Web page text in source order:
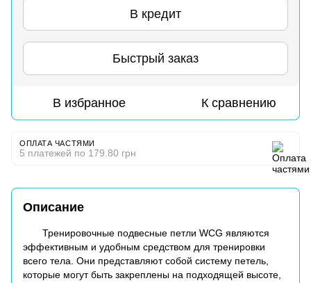
В кредит
Быстрый заказ
В избранное К сравнению
ОПЛАТА ЧАСТЯМИ
5 платежей по 179.80 грн
Описание
Тренировочные подвесные петли WCG являются
эффективным и удобным средством для тренировки
всего тела. Они представляют собой систему петель,
которые могут быть закреплены на подходящей высоте,